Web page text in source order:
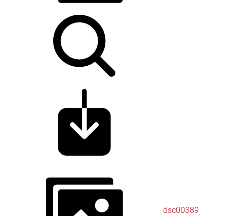
dsc00389